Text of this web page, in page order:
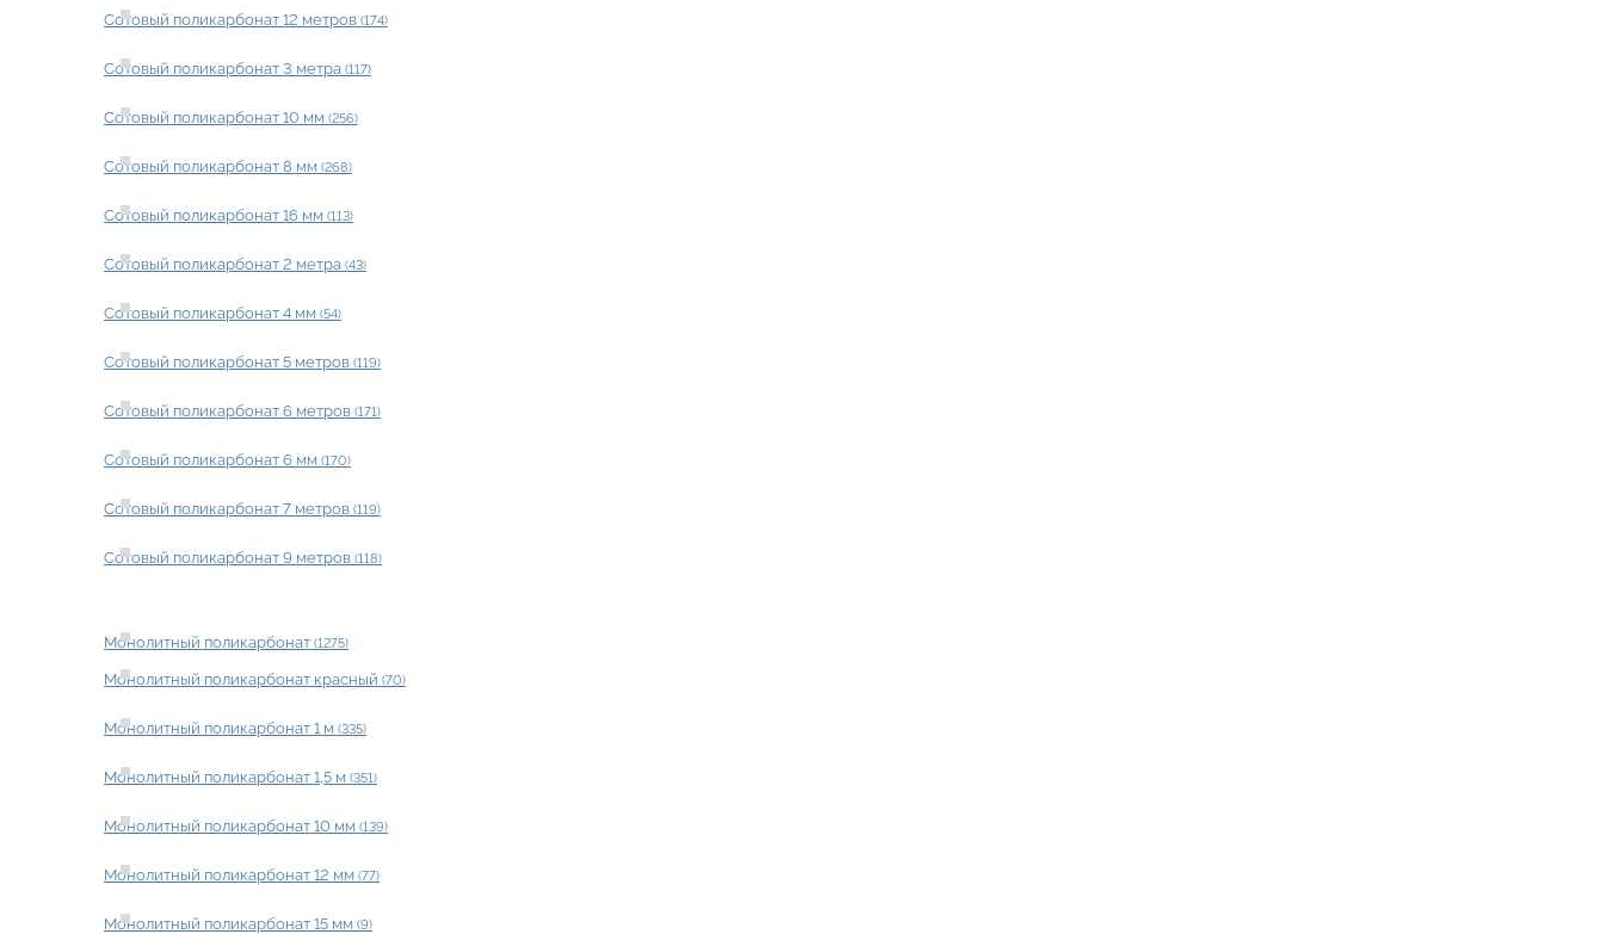
Сотовый поликарбонат 12 метров (174)
Сотовый поликарбонат 3 метра (117)
Сотовый поликарбонат 10 мм (256)
Сотовый поликарбонат 8 мм (268)
Сотовый поликарбонат 16 мм (113)
Сотовый поликарбонат 2 метра (43)
Сотовый поликарбонат 4 мм (54)
Сотовый поликарбонат 5 метров (119)
Сотовый поликарбонат 6 метров (171)
Сотовый поликарбонат 6 мм (170)
Сотовый поликарбонат 7 метров (119)
Сотовый поликарбонат 9 метров (118)
Монолитный поликарбонат (1275)
Монолитный поликарбонат красный (70)
Монолитный поликарбонат 1 м (335)
Монолитный поликарбонат 1,5 м (351)
Монолитный поликарбонат 10 мм (139)
Монолитный поликарбонат 12 мм (77)
Монолитный поликарбонат 15 мм (9)